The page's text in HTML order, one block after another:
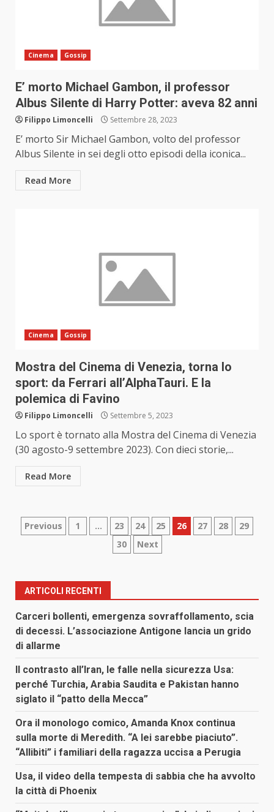
Cinema Gossip
E’ morto Michael Gambon, il professor
Albus Silente di Harry Potter: aveva 82 anni
Filippo Limoncelli Settembre 28, 2023
E’ morto Sir Michael Gambon, volto del professor
Albus Silente in sei degli otto episodi della iconica...
Read More
Cinema Gossip
Mostra del Cinema di Venezia, torna lo
sport: da Ferrari all’AlphaTauri. E la
polemica di Favino
Filippo Limoncelli Settembre 5, 2023
Lo sport è tornato alla Mostra del Cinema di Venezia
(30 agosto-9 settembre 2023). Con dieci storie,...
Read More
Paginazione
articoli
Previous 1 … 23 24 25 26 27 28
29
30
Next
ARTICOLI RECENTI
Carceri bollenti, emergenza sovraffollamento, scia
di decessi. L’associazione Antigone lancia un grido
di allarme
Il contrasto all’Iran, le falle nella sicurezza Usa:
perché Turchia, Arabia Saudita e Pakistan hanno
siglato il “patto della Mecca”
Ora il monologo comico, Amanda Knox continua
sulla morte di Meredith. “A lei sarebbe piaciuto”.
“Allibiti” i familiari della ragazza uccisa a Perugia
Usa, il video della tempesta di sabbia che ha avvolto
la città di Phoenix